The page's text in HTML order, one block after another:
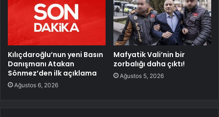
Kılıçdaroğlu’nun yeni Basın
Danışmanı Atakan
Sönmez’den ilk açıklama
Ağustos 6, 2026
Mafyatik Vali’nin bir
zorbalığı daha çıktı!
Ağustos 5, 2026